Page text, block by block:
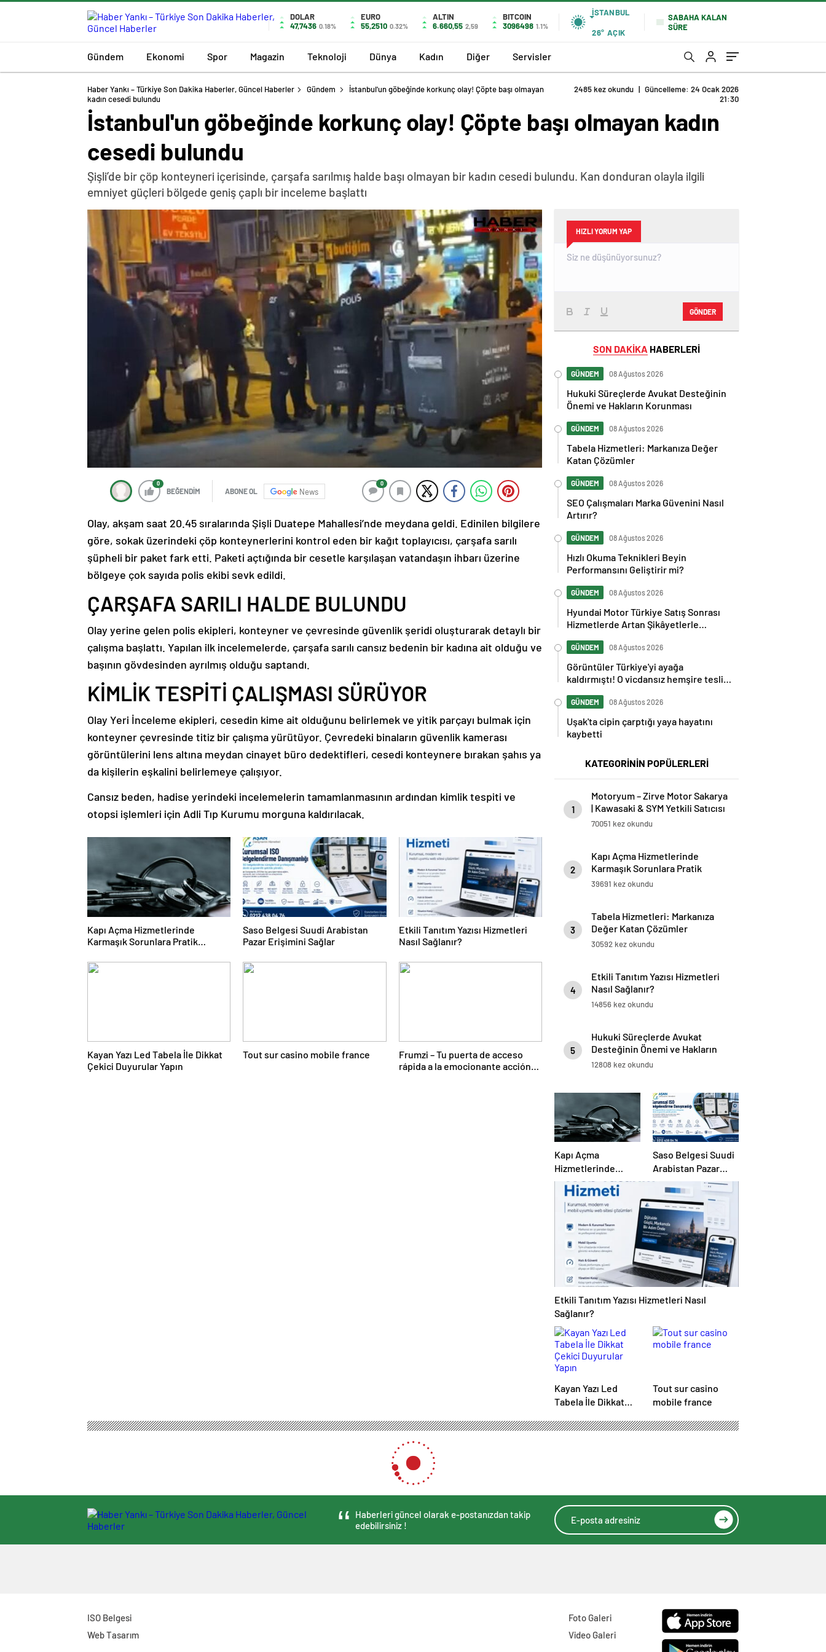
DOLAR
47,7436 0.18%
EURO
55,2510 0.32%
ALTIN
6.660,55 2,59
BITCOIN
3096498 1.1%
İSTANBUL
26° AÇIK
SABAHA KALAN
SÜRE
Gündem Ekonomi Spor Magazin Teknoloji Dünya Kadın Diğer Servisler
Haber Yankı – Türkiye Son Dakika Haberler, Güncel Haberler Gündem
İstanbul'un göbeğinde korkunç olay! Çöpte başı olmayan
kadın cesedi bulundu
2485 kez okundu | Güncelleme: 24 Ocak 2026
21:30
İstanbul'un göbeğinde korkunç olay! Çöpte başı olmayan kadın
cesedi bulundu
Şişli’de bir çöp konteyneri içerisinde, çarşafa sarılmış halde başı olmayan bir kadın cesedi bulundu. Kan donduran olayla ilgili
emniyet güçleri bölgede geniş çaplı bir inceleme başlattı
0
BEĞENDİM ABONE OL News
0
Olay, akşam saat 20.45 sıralarında Şişli Duatepe Mahallesi’nde meydana geldi. Edinilen bilgilere
göre, sokak üzerindeki çöp konteynerlerini kontrol eden bir kağıt toplayıcısı, çarşafa sarılı
şüpheli bir paket fark etti. Paketi açtığında bir cesetle karşılaşan vatandaşın ihbarı üzerine
bölgeye çok sayıda polis ekibi sevk edildi.
ÇARŞAFA SARILI HALDE BULUNDU
Olay yerine gelen polis ekipleri, konteyner ve çevresinde güvenlik şeridi oluşturarak detaylı bir
çalışma başlattı. Yapılan ilk incelemelerde, çarşafa sarılı cansız bedenin bir kadına ait olduğu ve
başının gövdesinden ayrılmış olduğu saptandı.
KİMLİK TESPİTİ ÇALIŞMASI SÜRÜYOR
Olay Yeri İnceleme ekipleri, cesedin kime ait olduğunu belirlemek ve yitik parçayı bulmak için
konteyner çevresinde titiz bir çalışma yürütüyor. Çevredeki binaların güvenlik kamerası
görüntülerini lens altına meydan cinayet büro dedektifleri, cesedi konteynere bırakan şahıs ya
da kişilerin eşkalini belirlemeye çalışıyor.
Cansız beden, hadise yerindeki incelemelerin tamamlanmasının ardından kimlik tespiti ve
otopsi işlemleri için Adli Tıp Kurumu morguna kaldırılacak.
Kapı Açma Hizmetlerinde
Karmaşık Sorunlara Pratik
Saso Belgesi Suudi Arabistan
Pazar Erişimini Sağlar
Etkili Tanıtım Yazısı Hizmetleri
Nasıl Sağlanır?
Kayan Yazı Led Tabela İle Dikkat
Çekici Duyurular Yapın
Tout sur casino mobile france
Frumzi – Tu puerta de acceso
rápida a la emocionante acción
HIZLI YORUM YAP
GÖNDER
SON DAKİKA HABERLERİ
GÜNDEM 08 Ağustos 2026
Hukuki Süreçlerde Avukat Desteğinin
Önemi ve Hakların Korunması
GÜNDEM 08 Ağustos 2026
Tabela Hizmetleri: Markanıza Değer
Katan Çözümler
GÜNDEM 08 Ağustos 2026
SEO Çalışmaları Marka Güvenini Nasıl
Artırır?
GÜNDEM 08 Ağustos 2026
Hızlı Okuma Teknikleri Beyin
Performansını Geliştirir mi?
GÜNDEM 08 Ağustos 2026
Hyundai Motor Türkiye Satış Sonrası
Hizmetlerde Artan Şikâyetlerle
GÜNDEM 08 Ağustos 2026
Görüntüler Türkiye'yi ayağa
kaldırmıştı! O vicdansız hemşire teslim
GÜNDEM 08 Ağustos 2026
Uşak'ta cipin çarptığı yaya hayatını
kaybetti
KATEGORİNİN POPÜLERLERİ
1
Motoryum – Zirve Motor Sakarya
| Kawasaki & SYM Yetkili Satıcısı
ve Servisi
70051 kez okundu
2
Kapı Açma Hizmetlerinde
Karmaşık Sorunlara Pratik
Çözümler
39691 kez okundu
3
Tabela Hizmetleri: Markanıza
Değer Katan Çözümler
30592 kez okundu
4
Etkili Tanıtım Yazısı Hizmetleri
Nasıl Sağlanır?
14856 kez okundu
5
Hukuki Süreçlerde Avukat
Desteğinin Önemi ve Hakların
Korunması
12808 kez okundu
Kapı Açma
Hizmetlerinde
Karmaşık Sorunlara
Pratik Çözümler
Saso Belgesi Suudi
Arabistan Pazar
Erişimini Sağlar
Etkili Tanıtım Yazısı Hizmetleri Nasıl
Sağlanır?
Kayan Yazı Led
Tabela İle Dikkat
Yapın
Tout sur casino
mobile france
Haberleri güncel olarak e-postanızdan takip
edebilirsiniz !
ISO Belgesi
Web Tasarım
Foto Galeri
Video Galeri